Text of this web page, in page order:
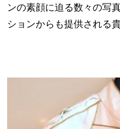
ンの素顔に迫る数々の写
ションからも提供される